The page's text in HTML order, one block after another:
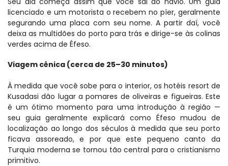
licenciado e um motorista o recebem no píer, geralmente
segurando uma placa com seu nome. A partir daí, você
deixa as multidões do porto para trás e dirige-se às colinas
verdes acima de Éfeso.
Viagem cênica (cerca de 25–30 minutos)
À medida que você sobe para o interior, os hotéis resort de
Kusadasi dão lugar a pomares de oliveiras e figueiras. Este
é um ótimo momento para uma introdução à região —
seu guia geralmente explicará como Éfeso mudou de
localização ao longo dos séculos à medida que seu porto
ficava assoreado, e por que este pequeno canto da
Turquia moderna se tornou tão central para o cristianismo
primitivo.